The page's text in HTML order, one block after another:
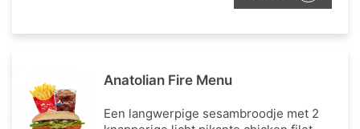
Anatolian Fire Menu
Een langwerpige sesambroodje met 2